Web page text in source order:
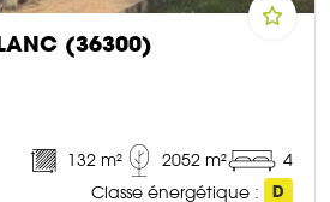
(36300)
132 m² 2052 m²
4
Classe énergétique :
D